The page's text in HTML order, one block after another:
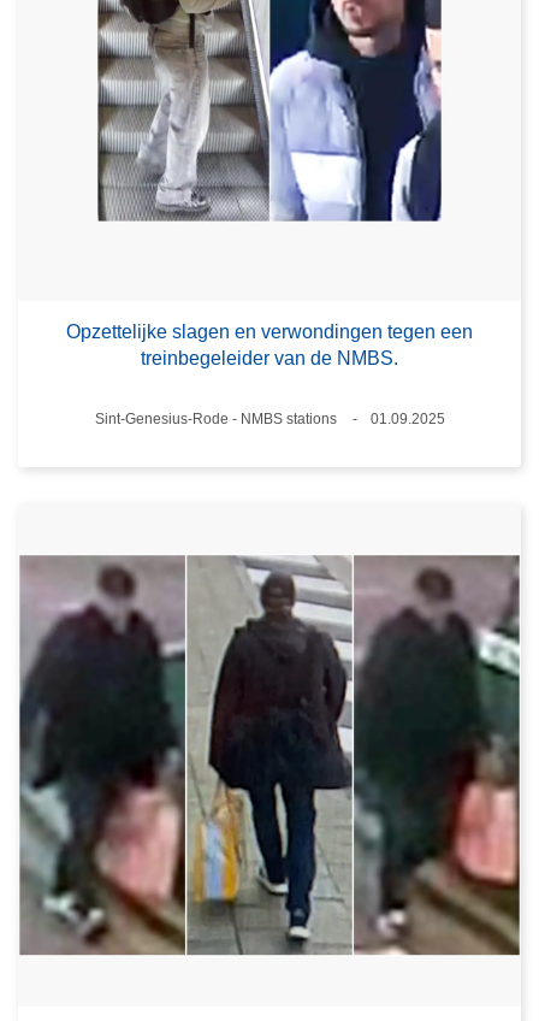
Opzettelijke slagen en verwondingen tegen een
treinbegeleider van de NMBS.
Plaats
Sint-Genesius-Rode - NMBS stations
01.09.2025